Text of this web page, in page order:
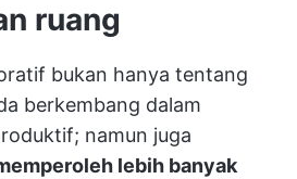
ruang
bukan hanya tentang
berkembang dalam
namun juga
lebih banyak